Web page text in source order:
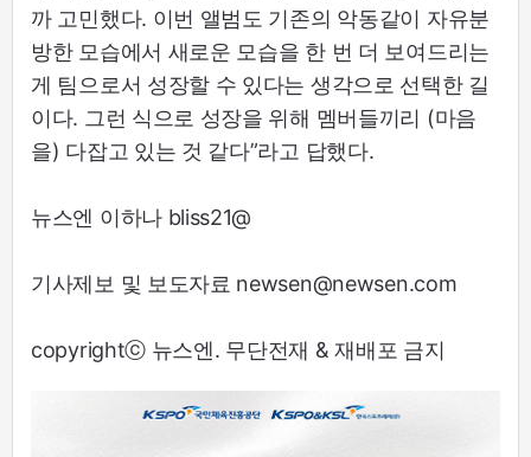
까 고민했다. 이번 앨범도 기존의 악동같이 자유분
방한 모습에서 새로운 모습을 한 번 더 보여드리는
게 팀으로서 성장할 수 있다는 생각으로 선택한 길
이다. 그런 식으로 성장을 위해 멤버들끼리 (마음
을) 다잡고 있는 것 같다”라고 답했다.
뉴스엔 이하나 bliss21@
기사제보 및 보도자료 newsen@newsen.com
copyrightⓒ 뉴스엔. 무단전재 & 재배포 금지